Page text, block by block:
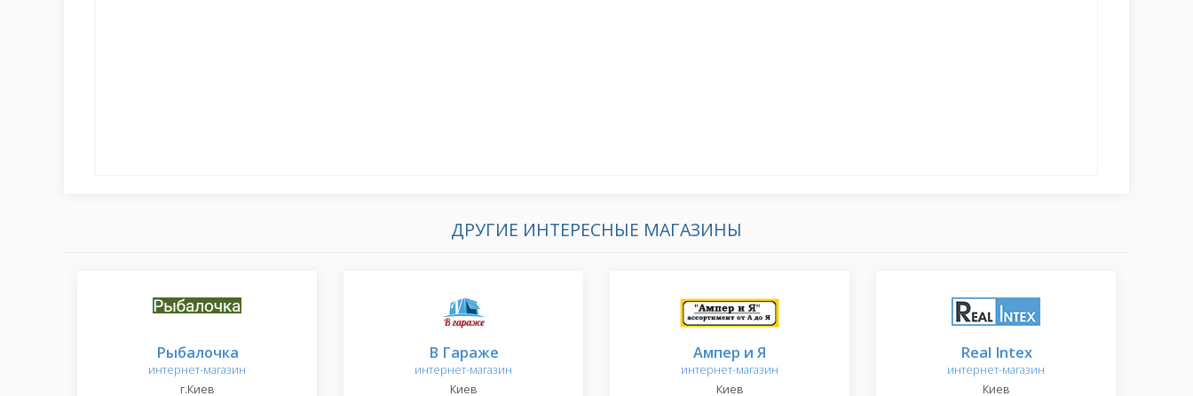
ДРУГИЕ ИНТЕРЕСНЫЕ МАГАЗИНЫ
Рыбалочка
интернет-магазин
г.Киев
В Гараже
интернет-магазин
Киев
Ампер и Я
интернет-магазин
Киев
Real Intex
интернет-магазин
Киев